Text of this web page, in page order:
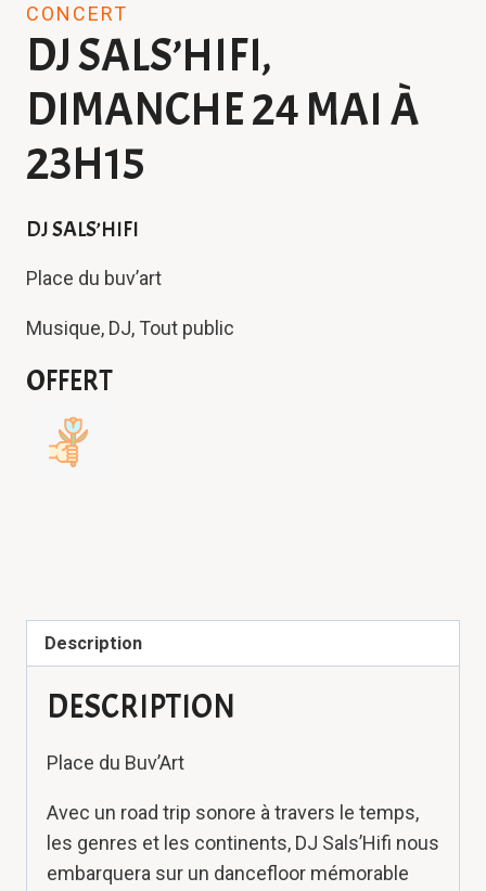
CONCERT
DJ SALS’HIFI,
DIMANCHE 24 MAI À
23H15
DJ SALS’HIFI
Place du buv’art
Musique, DJ, Tout public
OFFERT
Description
DESCRIPTION
Place du Buv’Art
Avec un road trip sonore à travers le temps,
les genres et les continents, DJ Sals’Hifi nous
embarquera sur un dancefloor mémorable